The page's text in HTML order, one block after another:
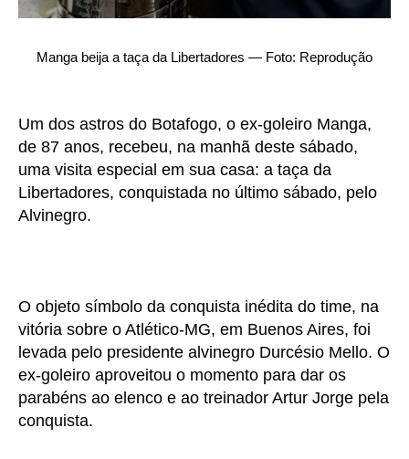
Manga beija a taça da Libertadores — Foto: Reprodução
Um dos astros do Botafogo, o ex-goleiro Manga,
de 87 anos, recebeu, na manhã deste sábado,
uma visita especial em sua casa: a taça da
Libertadores, conquistada no último sábado, pelo
Alvinegro.
O objeto símbolo da conquista inédita do time, na
vitória sobre o Atlético-MG, em Buenos Aires, foi
levada pelo presidente alvinegro Durcésio Mello. O
ex-goleiro aproveitou o momento para dar os
parabéns ao elenco e ao treinador Artur Jorge pela
conquista.